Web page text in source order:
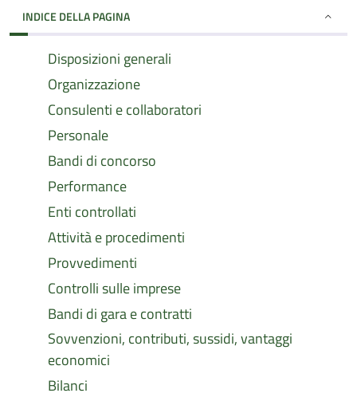
INDICE DELLA PAGINA
Disposizioni generali
Organizzazione
Consulenti e collaboratori
Personale
Bandi di concorso
Performance
Enti controllati
Attività e procedimenti
Provvedimenti
Controlli sulle imprese
Bandi di gara e contratti
Sovvenzioni, contributi, sussidi, vantaggi
economici
Bilanci